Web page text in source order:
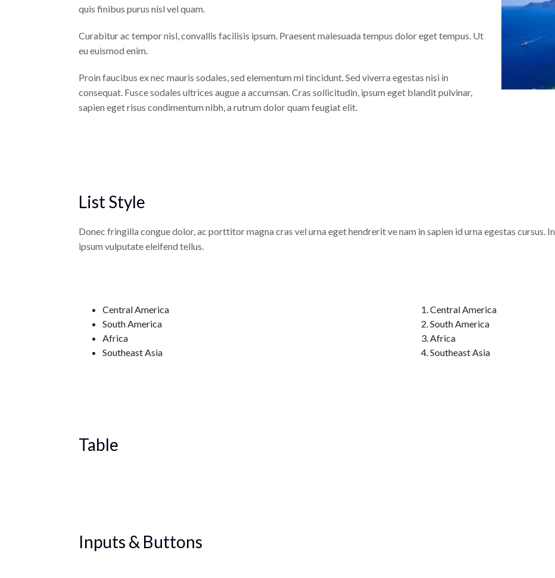
quis finibus purus nisl vel quam.
Curabitur ac tempor nisl, convallis facilisis ipsum. Praesent malesuada tempus dolor eget tempus. Ut
eu euismod enim.
Proin faucibus ex nec mauris sodales, sed elementum mi tincidunt. Sed viverra egestas nisi in
consequat. Fusce sodales ultrices augue a accumsan. Cras sollicitudin, ipsum eget blandit pulvinar,
sapien eget risus condimentum nibh, a rutrum dolor quam feugiat elit.
List Style
Donec fringilla congue dolor, ac porttitor magna cras vel urna eget hendrerit ve nam in sapien id urna egestas cursus.
ipsum vulputate eleifend tellus.
Central America
South America
Africa
Southeast Asia
Central America
South America
Africa
Southeast Asia
Table
Inputs & Buttons